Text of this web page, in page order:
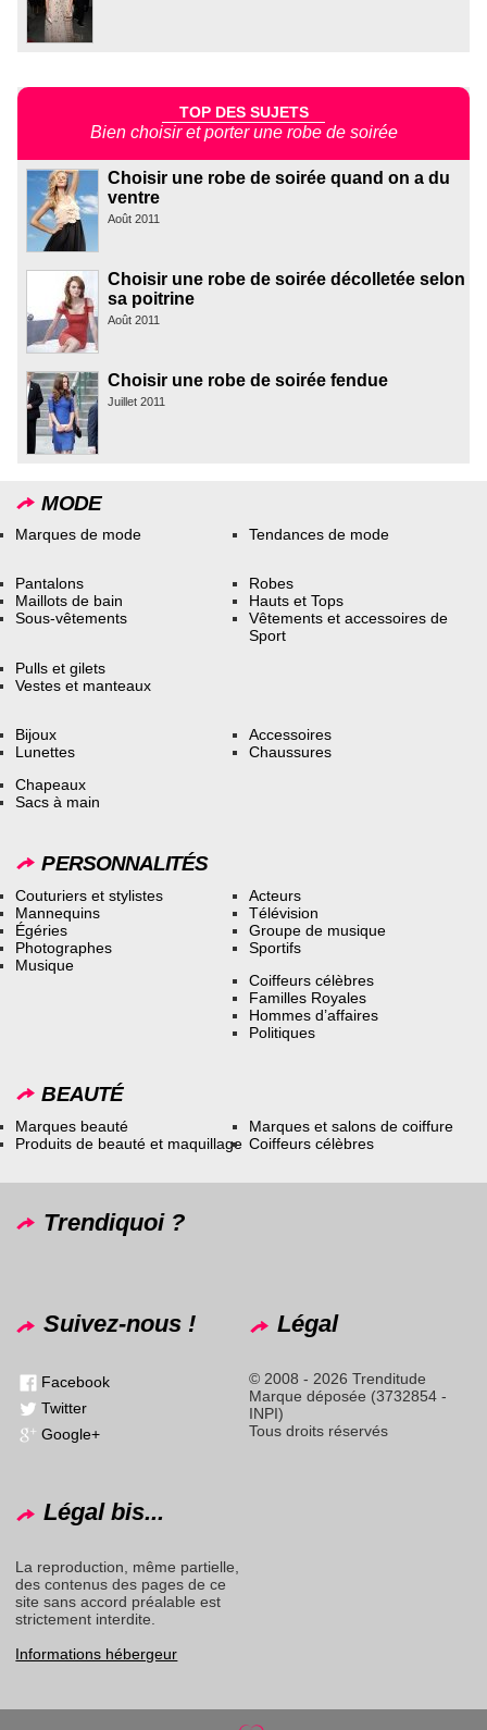
TOP DES SUJETS
Bien choisir et porter une robe de soirée
Choisir une robe de soirée quand on a du
ventre
Août 2011
Choisir une robe de soirée décolletée selon
sa poitrine
Août 2011
Choisir une robe de soirée fendue
Juillet 2011
MODE
Marques de mode Tendances de mode
Pantalons
Maillots de bain
Sous-vêtements
Robes
Hauts et Tops
Vêtements et accessoires de
Sport
Pulls et gilets
Vestes et manteaux
Bijoux
Lunettes
Accessoires
Chaussures
Chapeaux
Sacs à main
PERSONNALITÉS
Couturiers et stylistes
Mannequins
Égéries
Photographes
Musique
Acteurs
Télévision
Groupe de musique
Sportifs
Coiffeurs célèbres
Familles Royales
Hommes d’affaires
Politiques
BEAUTÉ
Marques beauté
Produits de beauté et maquillage
Marques et salons de coiffure
Coiffeurs célèbres
Trendiquoi ?
Suivez-nous !
Facebook
Twitter
Google+
Légal
© 2008 - 2026 Trenditude
Marque déposée (3732854 -
INPI)
Tous droits réservés
Légal bis...
La reproduction, même partielle,
des contenus des pages de ce
site sans accord préalable est
strictement interdite.
Informations hébergeur